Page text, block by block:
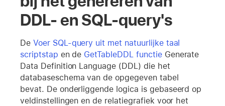
DDL- en SQL-query's
De Voer SQL-query uit met natuurlijke taal
scriptstap en de GetTableDDL functieGenerate
Data Definition Language (DDL) die het
databaseschema van de opgegeven tabel
bevat. De onderliggende logica is gebaseerd op
veldinstellingen en de relatiegrafiek voor het